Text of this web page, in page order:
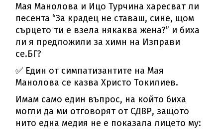
Мая Манолова и Ицо Турчина харесват ли
песента “За крадец не ставаш, сине, щом
сърцето ти е взела някаква жена?” и биха
ли я предложили за химн на Изправи
се.БГ?
✅ Един от симпатизантите на Мая
Манолова се казва Христо Токилиев.
Имам само един въпрос, на който биха
могли да ми отговорят от СДВР, защото
нито една медия не е показала лицето му: